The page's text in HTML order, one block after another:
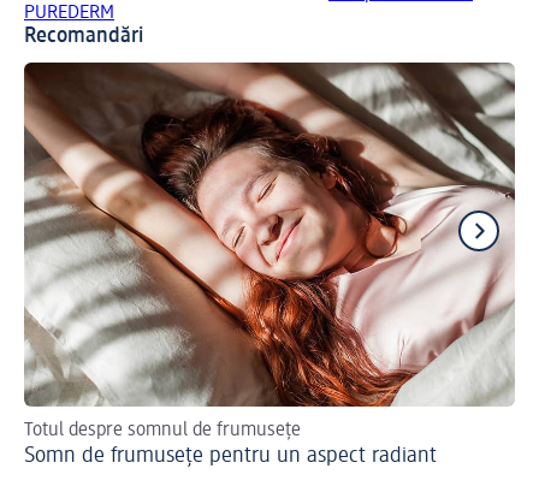
PUREDERM
Recomandări
Totul despre somnul de frumusețe
Somn de frumusețe pentru un aspect radiant